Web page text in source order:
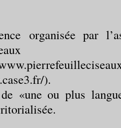
organisée par
).
«une ou plus